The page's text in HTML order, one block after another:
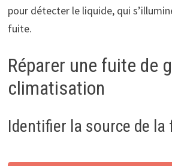
pour détecter le liquide, qui
fuite.
Réparer une fuite de
climatisation
Identifier la source de la